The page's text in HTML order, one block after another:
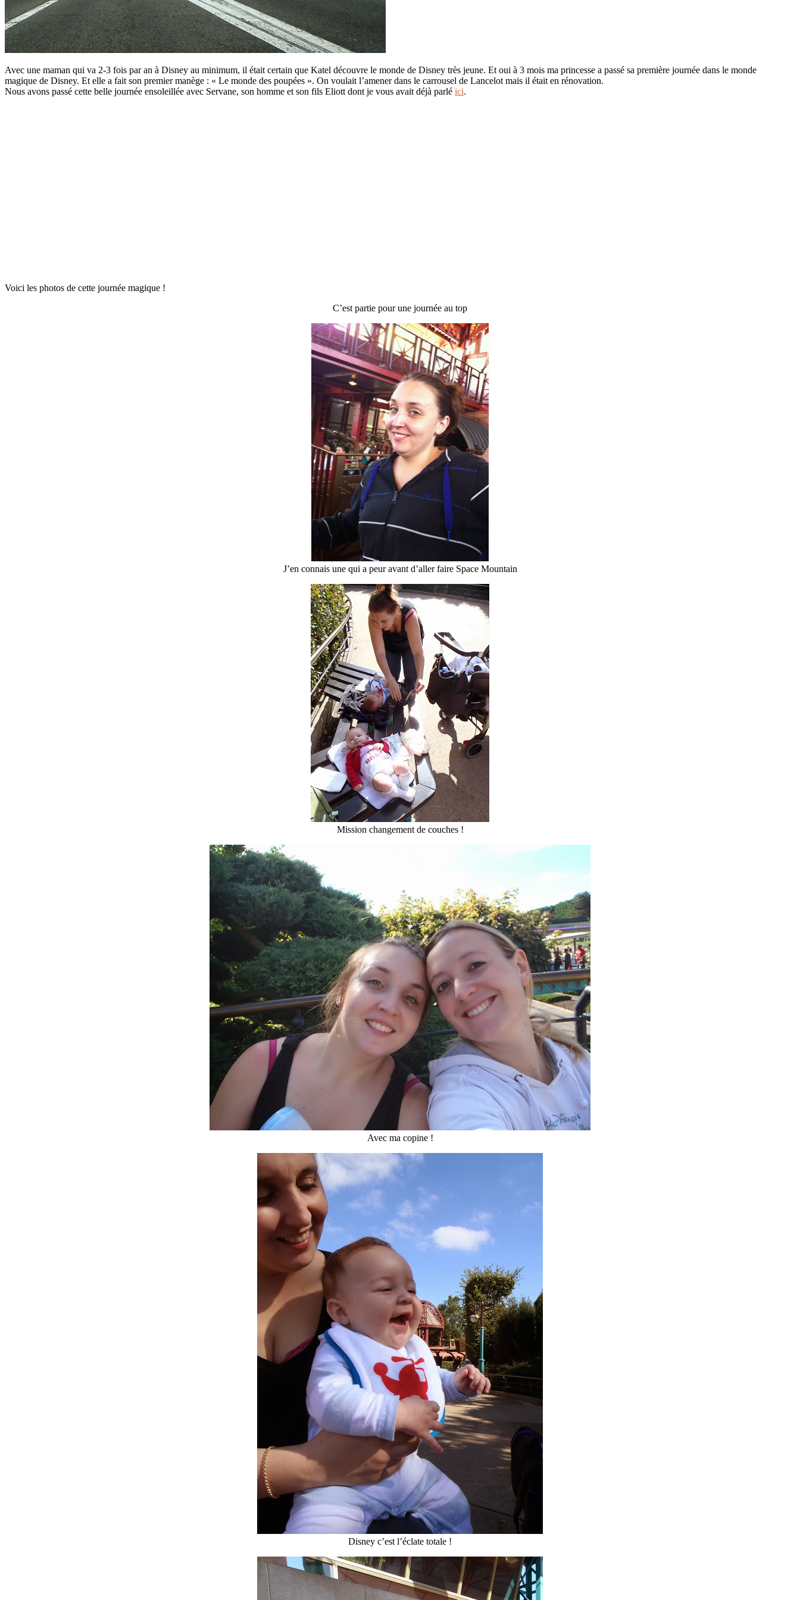
Avec une maman qui va 2-3 fois par an à Disney au minimum, il était certain que Katel découvre le monde de Disney très jeune. Et oui à 3 mois ma princesse a passé sa première journée dans le monde
magique de Disney. Et elle a fait son premier manège : « Le monde des poupées ». On voulait l’amener dans le carrousel de Lancelot mais il était en rénovation.
Nous avons passé cette belle journée ensoleillée avec Servane, son homme et son fils Eliott dont je vous avait déjà parlé ici.
Voici les photos de cette journée magique !
C’est partie pour une journée au top
J’en connais une qui a peur avant d’aller faire Space Mountain
Mission changement de couches !
Avec ma copine !
Disney c’est l’éclate totale !